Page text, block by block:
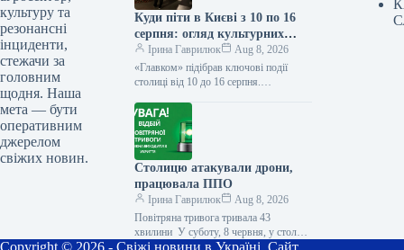
культуру та
резонансні
інциденти,
стежачи за
головним
щодня. Наша
мета — бути
оперативним
джерелом
свіжих новин.
Куди піти в Києві з 10 по 16
серпня: огляд культурних
заходів
Ірина Гаврилюк
Aug 8, 2026
«Главком» підібрав ключові події
столиці від 10 до 16 серпня.
у столиці заплановано…
Столицю атакували дрони,
працювала ППО
Ірина Гаврилюк
Aug 8, 2026
Повітряна тривога тривала 43
хвилини У суботу, 8 червня, у столиці
було запроваджено сигнал повітряної